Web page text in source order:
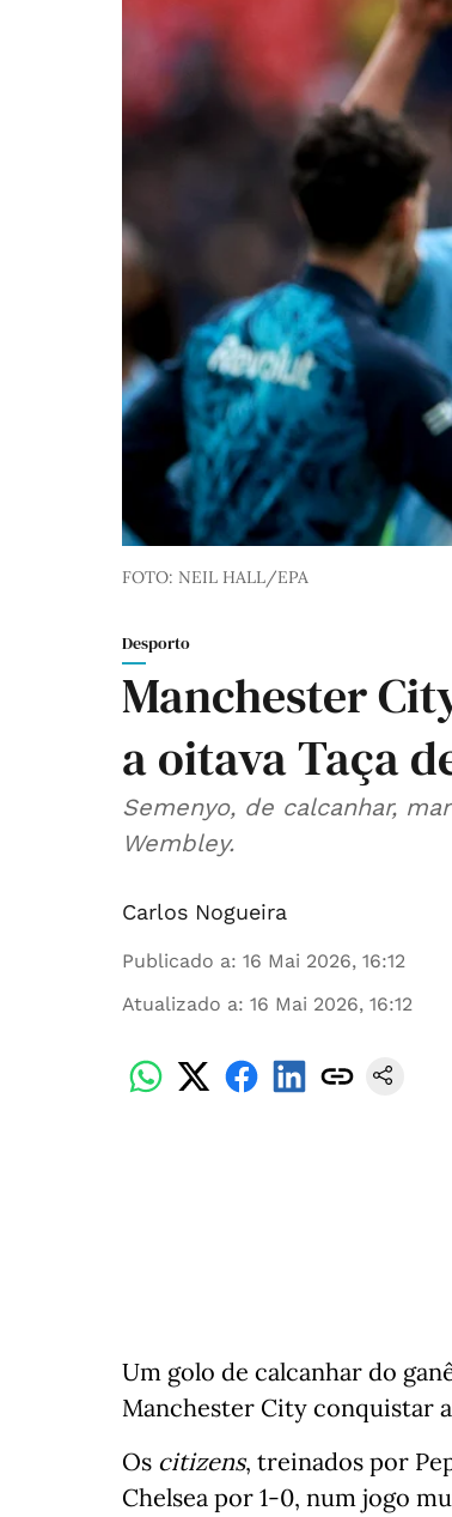
FOTO: NEIL HALL/EPA
Desporto
Manchester
a oitava Taça
Semenyo, de calcanhar,
Wembley.
Carlos Nogueira
Publicado a: 16 Mai 2026, 16:12
Atualizado a: 16 Mai 2026, 16:12
Um golo de calcanhar do
Manchester City conquistar
Os citizens, treinados por
Chelsea por 1-0, num jogo